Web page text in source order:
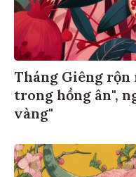
Tháng Giêng rộn
trong hồng ân",
vàng"